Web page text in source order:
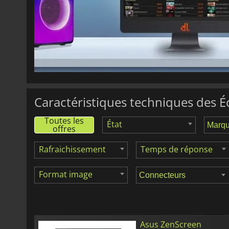
14.14€
ZenScreen MB16ACV
Caractéristiques techniques des
Toutes les
offres État
Rafraichissement Temps de réponse
Format image
Asus ZenScreen